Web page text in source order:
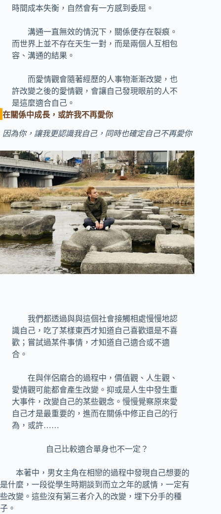
時間成本失衡，自然會有一方感到委屈。
溝通一直無效的情況下，關係便存在裂痕。
而世界上並不存在天生一對，而是兩個人互相包
容、溝通的結果。
而愛情觀會隨著經歷的人事物漸漸改變，也
許改變之後的愛情觀，會讓自己發現眼前的人不
是這麼適合自己。
在關係中成長，或許我不再愛你
因為你，讓我更認識我自己，同時也確定自己不再愛你
我們都透過與與這個社會接觸相處慢慢地認
識自己，吃了某樣東西才知道自己喜歡還是不喜
歡；嘗試過某件事情，才知道自己適合或不適
合。
在與伴侶磨合的過程中，價值觀、人生觀、
愛情觀可能都會產生改變。抑或是人生中發生重
大事件，改變自己的某些觀念。慢慢覺察原來愛
自己才是最重要的，進而在關係中修正自己的行
為，或許……
自己比較適合單身也不一定？
本著中，男女主角在相戀的過程中發現自己想要的
是什麼，一段從學生時期談到而立之年的感情，一定有
些改變。這些沒有第三者介入的改變，埋下分手的種
子。